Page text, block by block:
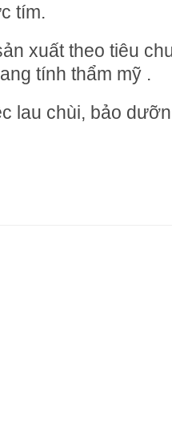
tím.
xuất theo tiêu
tính thẩm mỹ .
lau chùi, bảo